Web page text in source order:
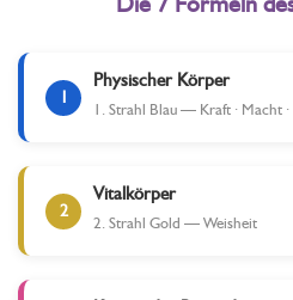
1
Physischer Körper
1. Strahl Blau — Kraft · Macht ·
2
Vitalkörper
2. Strahl Gold — Weisheit